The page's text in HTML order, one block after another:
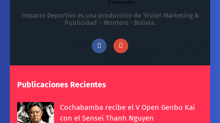
Impacto Deportivo es una producción de 'Visión Marketing &
Publicidad' - Montero - Bolivia.
Publicaciones Recientes
Cochabamba recibe el V Open Genbu Kai
con el Sensei Thanh Nguyen